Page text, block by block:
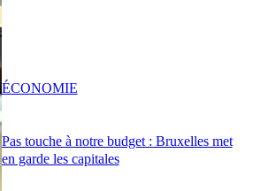
Pas touche à notre budget : Bruxelles met
en garde les capitales
ÉCONOMIE